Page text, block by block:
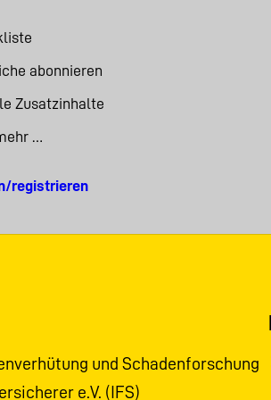
abonnieren
Zusatzinhalte
…
registrieren
und Schadenforschung
e.V. (IFS)